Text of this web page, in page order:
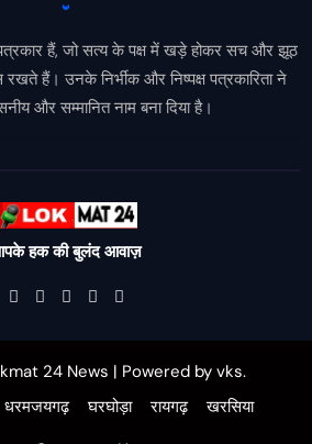
हैं, जो सत्य के पक्ष में खड़े होकर सच और झूठ
हैं। उनके निर्भीक और निष्पक्ष पत्रकारिता ने
और सम्मानित नाम बना दिया है।
हक की बुलंद आवाज़
24 News | Powered by vks.
धरमजयगढ़ घरघोड़ा रायगढ़
खरसिया